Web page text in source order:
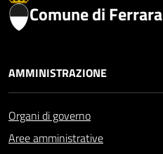
Comune di Ferrara
AMMINISTRAZIONE
Organi di governo
Aree amministrative